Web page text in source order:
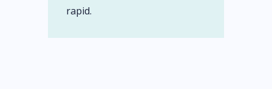
rapid.